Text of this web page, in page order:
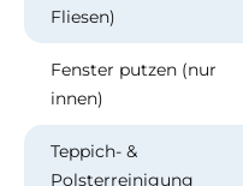
Fliesen)
Fenster putzen (nur
innen)
Teppich- &
Polsterreinigung